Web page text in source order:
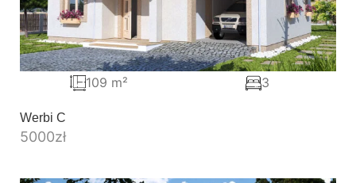
Werbi C
5000zł
109 m² 3